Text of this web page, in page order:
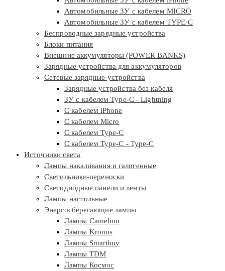
Автомобильные ЗУ с кабелем MICRO
Автомобильные ЗУ с кабелем TYPE-C
Беспроводные зарядные устройства
Блоки питания
Внешние аккумуляторы (POWER BANKS)
Зарядные устройства для аккумуляторов
Сетевые зарядные устройства
Зарядные устройства без кабеля
ЗУ с кабелем Type-C - Lightning
С кабелем iPhone
С кабелем Micro
С кабелем Type-C
С кабелем Type-C - Type-C
Источники света
Лампы накаливания и галогенные
Светильники-переноски
Светодиодные панели и ленты
Лампы настольные
Энергосберегающие лампы
Лампы Camelion
Лампы Kronus
Лампы Smartbuy
Лампы TDM
Лампы Космос